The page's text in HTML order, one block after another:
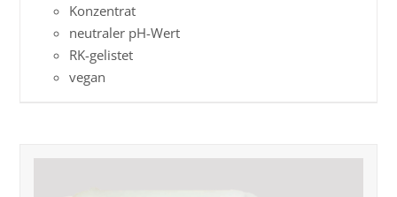
Konzentrat
neutraler pH-Wert
RK-gelistet
vegan